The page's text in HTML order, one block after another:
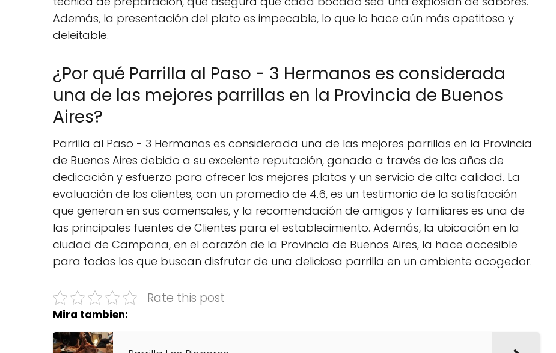
Además, la presentación del plato es impecable, lo que lo hace aún más apetitoso y
deleitable.
¿Por qué Parrilla al Paso - 3 Hermanos es considerada
una de las mejores parrillas en la Provincia de Buenos
Aires?
Parrilla al Paso - 3 Hermanos es considerada una de las mejores parrillas en la Provincia
de Buenos Aires debido a su excelente reputación, ganada a través de los años de
dedicación y esfuerzo para ofrecer los mejores platos y un servicio de alta calidad. La
evaluación de los clientes, con un promedio de 4.6, es un testimonio de la satisfacción
que generan en sus comensales, y la recomendación de amigos y familiares es una de
las principales fuentes de Clientes para el establecimiento. Además, la ubicación en la
ciudad de Campana, en el corazón de la Provincia de Buenos Aires, la hace accesible
para todos los que buscan disfrutar de una deliciosa parrilla en un ambiente acogedor.
Rate this post
Mira tambien: